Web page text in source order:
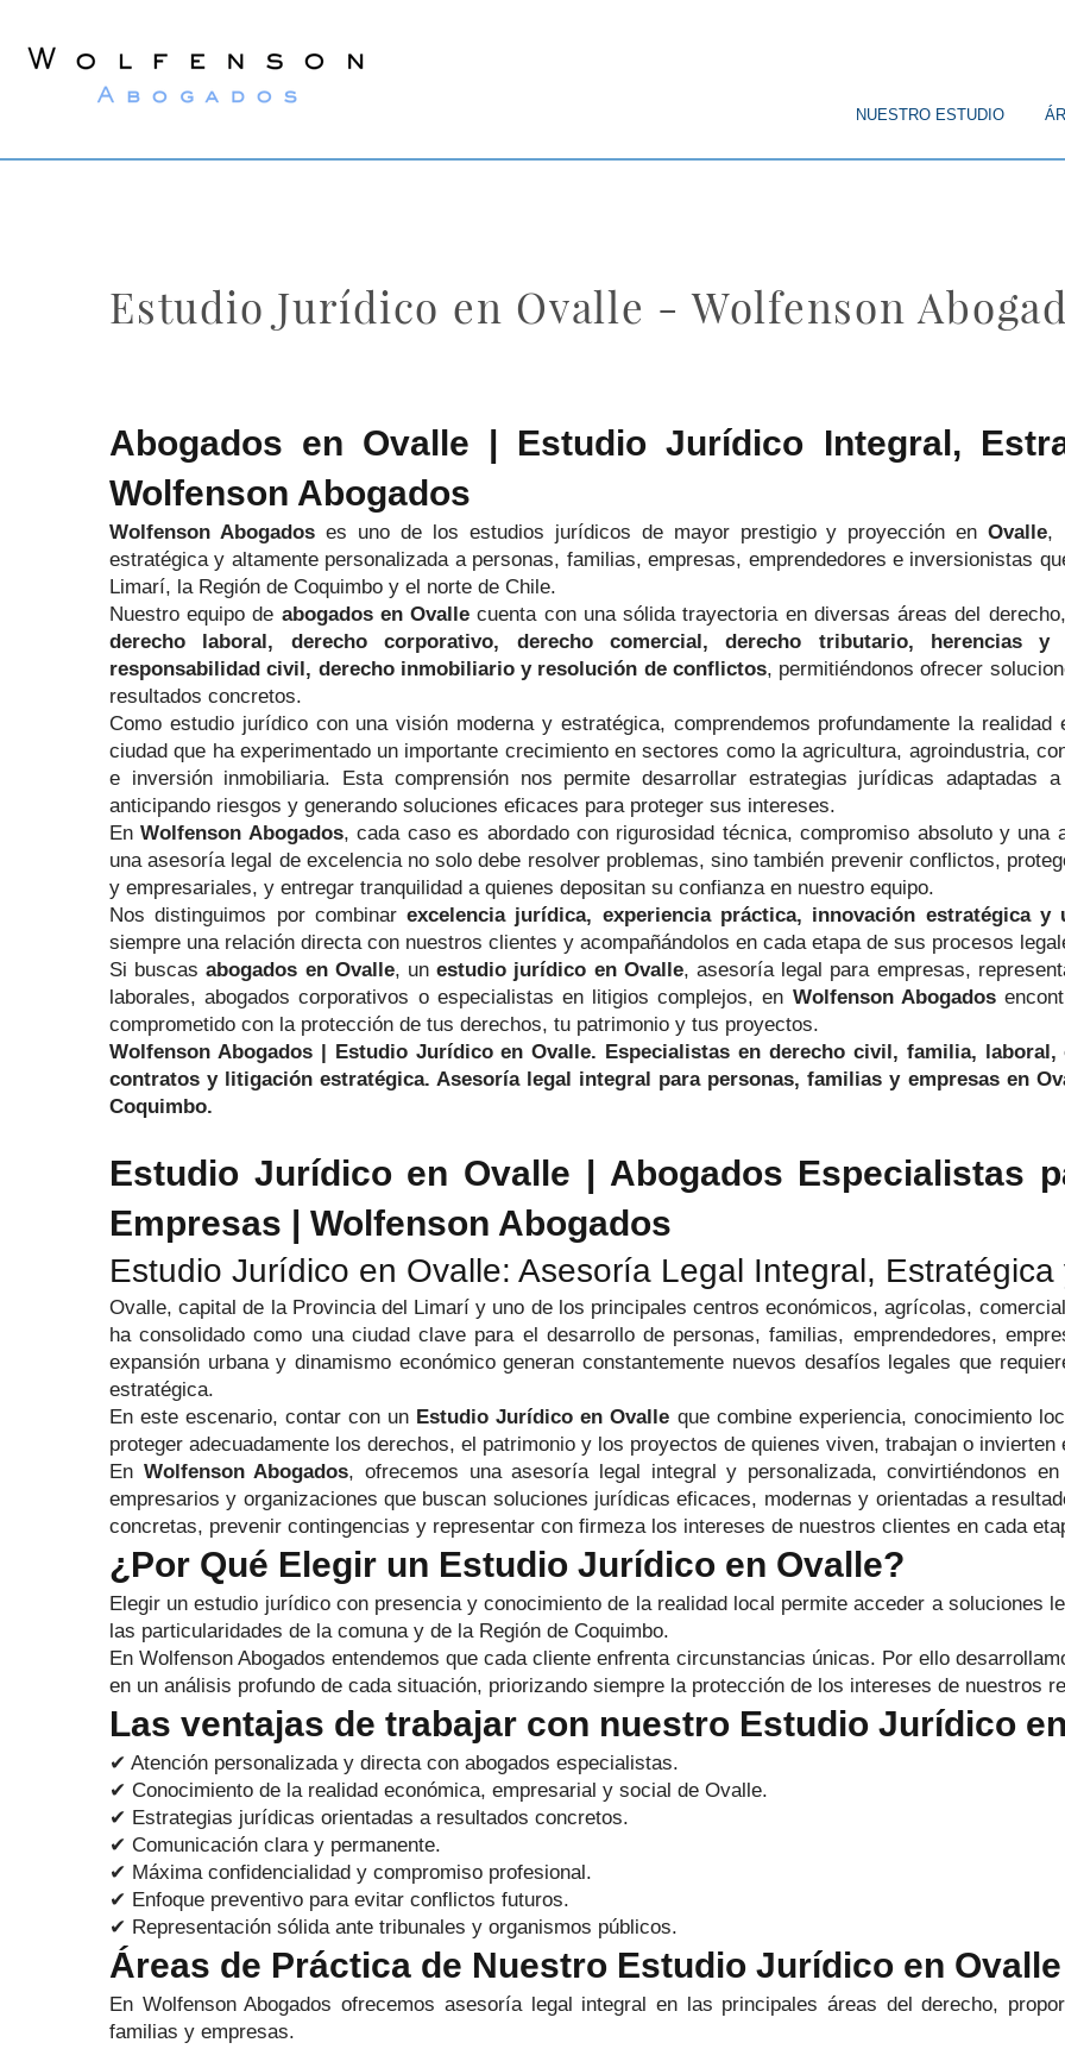
NUESTRO ESTUDIO
Estudio Jurídico en Ovalle - Wolfenson
Abogados en Ovalle | Estudio Jurídico Integral,
Wolfenson Abogados
Wolfenson Abogadoses uno de los estudios jurídicos de mayor prestigio y proyección enOvalle,
estratégica y altamente personalizada a personas, familias, empresas, emprendedores e inversionistas
Limarí, la Región de Coquimbo y el norte de Chile.
Nuestro equipo de abogados en Ovalle cuenta con una sólida trayectoria en diversas áreas del
derecho laboral, derecho corporativo, derecho comercial, derecho tributario, herencias
responsabilidad civil, derecho inmobiliario y resolución de conflictos, permitiéndonos ofrecer
resultados concretos.
Como estudio jurídico con una visión moderna y estratégica, comprendemos profundamente la
ciudad que ha experimentado un importante crecimiento en sectores como la agricultura, agroindustria,
e inversión inmobiliaria. Esta comprensión nos permite desarrollar estrategias jurídicas adaptadas
anticipando riesgos y generando soluciones eficaces para proteger sus intereses.
EnWolfenson Abogados, cada caso es abordado con rigurosidad técnica, compromiso absoluto y una
una asesoría legal de excelencia no solo debe resolver problemas, sino también prevenir conflictos,
y empresariales, y entregar tranquilidad a quienes depositan su confianza en nuestro equipo.
Nos distinguimos por combinarexcelencia jurídica, experiencia práctica, innovación estratégica y
siempre una relación directa con nuestros clientes y acompañándolos en cada etapa de sus procesos
Si buscasabogados en Ovalle, unestudio jurídico en Ovalle, asesoría legal para empresas,
laborales, abogados corporativos o especialistas en litigios complejos, en Wolfenson Abogados
comprometido con la protección de tus derechos, tu patrimonio y tus proyectos.
Wolfenson Abogados | Estudio Jurídico en Ovalle. Especialistas en derecho civil, familia,
contratos y litigación estratégica. Asesoría legal integral para personas, familias y empresas en
Coquimbo.
Estudio Jurídico en Ovalle | Abogados Especialistas
Empresas | Wolfenson Abogados
Estudio Jurídico en Ovalle: Asesoría Legal Integral, Estratégica
Ovalle, capital de la Provincia del Limarí y uno de los principales centros económicos, agrícolas,
ha consolidado como una ciudad clave para el desarrollo de personas, familias, emprendedores,
expansión urbana y dinamismo económico generan constantemente nuevos desafíos legales que
estratégica.
En este escenario, contar con un Estudio Jurídico en Ovalle que combine experiencia, conocimiento
proteger adecuadamente los derechos, el patrimonio y los proyectos de quienes viven, trabajan o invierten
En Wolfenson Abogados, ofrecemos una asesoría legal integral y personalizada, convirtiéndonos
empresarios y organizaciones que buscan soluciones jurídicas eficaces, modernas y orientadas a
concretas, prevenir contingencias y representar con firmeza los intereses de nuestros clientes en cada
¿Por Qué Elegir un Estudio Jurídico en Ovalle?
Elegir un estudio jurídico con presencia y conocimiento de la realidad local permite acceder a soluciones
las particularidades de la comuna y de la Región de Coquimbo.
En Wolfenson Abogados entendemos que cada cliente enfrenta circunstancias únicas. Por ello
en un análisis profundo de cada situación, priorizando siempre la protección de los intereses de nuestros
Las ventajas de trabajar con nuestro Estudio Jurídico
✔ Atención personalizada y directa con abogados especialistas.
✔ Conocimiento de la realidad económica, empresarial y social de Ovalle.
✔ Estrategias jurídicas orientadas a resultados concretos.
✔ Comunicación clara y permanente.
✔ Máxima confidencialidad y compromiso profesional.
✔ Enfoque preventivo para evitar conflictos futuros.
✔ Representación sólida ante tribunales y organismos públicos.
Áreas de Práctica de Nuestro Estudio Jurídico en Ovalle
En Wolfenson Abogados ofrecemos asesoría legal integral en las principales áreas del derecho,
familias y empresas.
Wolfenson